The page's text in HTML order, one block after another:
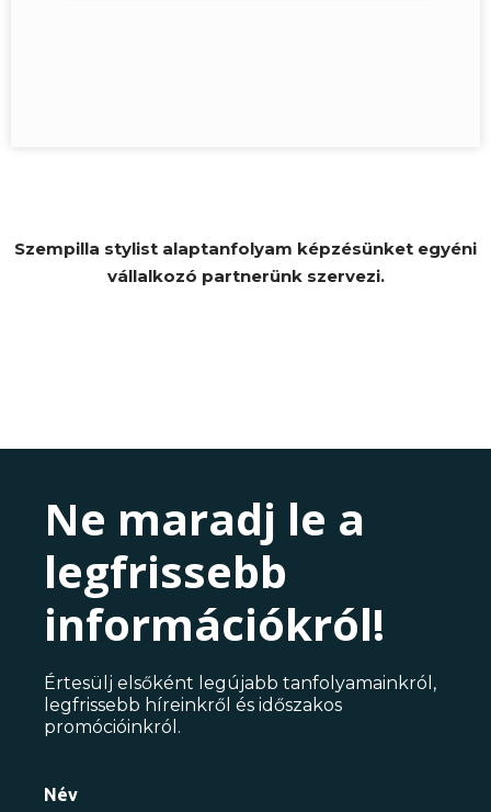
Szempilla stylist alaptanfolyam képzésünket egyéni
vállalkozó partnerünk szervezi.
Ne maradj le a
legfrissebb
információkról!
Értesülj elsőként legújabb tanfolyamainkról,
legfrissebb híreinkről és időszakos
promócióinkról.